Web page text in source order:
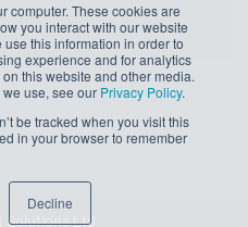
computer. These cookies are
you interact with our website
this information in order to
experience and for analytics
this website and other media.
use, see our Privacy Policy.
be tracked when you visit this
in your browser to remember
Decline
Solutions Ltd